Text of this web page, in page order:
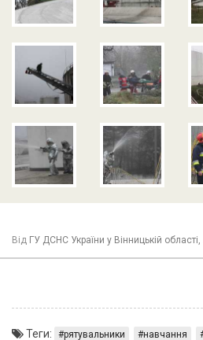
Від ГУ ДСНС України у Вінницькій області,
Теги: рятувальники навчання